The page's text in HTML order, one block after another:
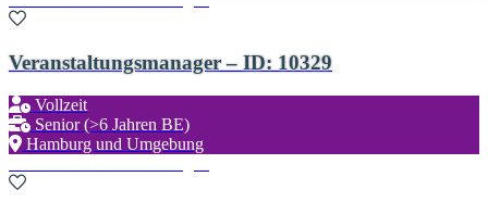
Veranstaltungsmanager – ID: 10329
Vollzeit
Senior (>6 Jahren BE)
Hamburg und Umgebung